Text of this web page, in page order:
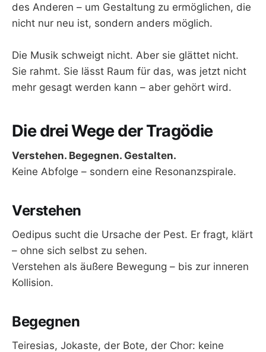
des Anderen – um Gestaltung zu ermöglichen, die
nicht nur neu ist, sondern anders möglich.
Die Musik schweigt nicht. Aber sie glättet nicht.
Sie rahmt. Sie lässt Raum für das, was jetzt nicht
mehr gesagt werden kann – aber gehört wird.
Die drei Wege der Tragödie
Verstehen. Begegnen. Gestalten.
Keine Abfolge – sondern eine Resonanzspirale.
Verstehen
Oedipus sucht die Ursache der Pest. Er fragt, klärt
– ohne sich selbst zu sehen.
Verstehen als äußere Bewegung – bis zur inneren
Kollision.
Begegnen
Teiresias, Jokaste, der Bote, der Chor: keine